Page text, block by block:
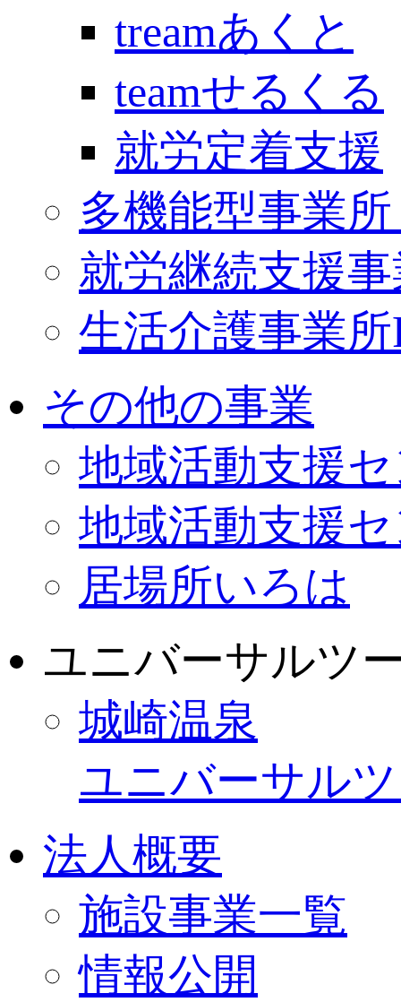
treamあくと
teamせるくる
就労定着支援
多機能型事業
就労継続支援
生活介護事業所
その他の事業
地域活動支援
地域活動支援
居場所いろは
ユニバーサルツ
城崎温泉
ユニバーサル
法人概要
施設事業一覧
情報公開